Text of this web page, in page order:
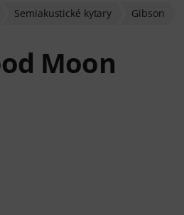
Semiakustické kytary Gibson
Moon
zákazníků